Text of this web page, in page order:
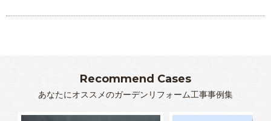
Recommend Cases
あなたにオススメのガーデンリフォーム工事事例集